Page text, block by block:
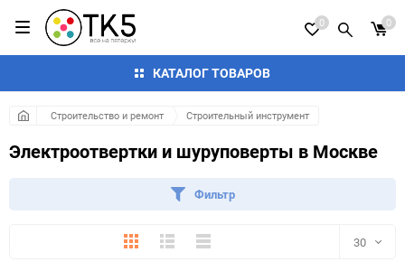
КАТАЛОГ ТОВАРОВ
0 0
Строительство и ремонт Строительный инструмент
Электроотвертки и шуруповерты в Москве
Фильтр
ПлиткаПодробноКомпактно 30